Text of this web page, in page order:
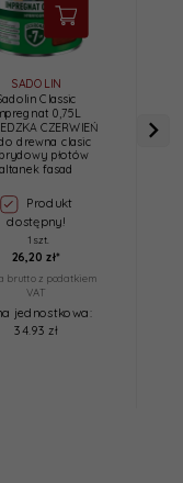
SADOLIN
Classic
0,75L
CZERWIEŃ
drewna clasic
płotów
altanek fasad
Produkt
dostępny!
1 szt.
26,20 zł*
brutto z podatkiem
VAT
jednostkowa:
34.93 zł